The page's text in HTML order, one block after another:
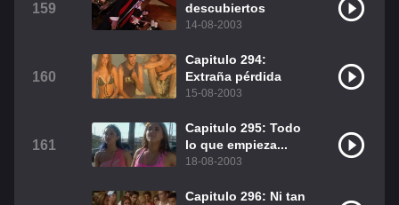
159
descubiertos
14-08-2003
160
Capitulo 294:
Extraña pérdida
15-08-2003
161
Capitulo 295: Todo
lo que empieza...
18-08-2003
Capitulo 296: Ni tan